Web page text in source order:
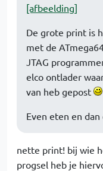
[afbeelding]
De grote print is
met de
JTAG
elco ontlader
van heb gepost
Even eten en
nette print! bij wie
progsel heb je